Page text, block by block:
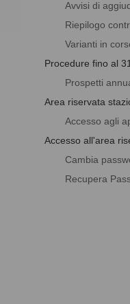
Avvisi di
Riepilogo
Varianti in
Procedure fino al
Prospetti
Area riservata
Accesso agli
Accesso all'area
Cambia
Recupera